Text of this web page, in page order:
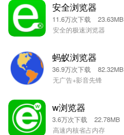
安全浏览器
11.6万次下载 23.63MB
安全的极速浏览器
蚂蚁浏览器
36.9万次下载 82.32MB
无广告+影音先锋
w浏览器
3.6万次下载 22.78MB
高速内核省占内存